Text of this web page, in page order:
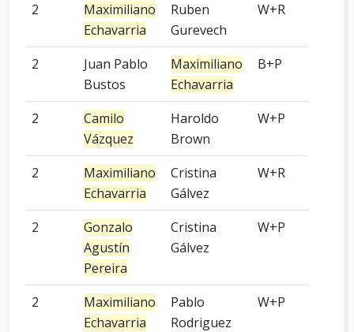
2
Maximiliano
Echavarria
Ruben
Gurevech
W+R
2
Juan Pablo
Bustos
Maximiliano
Echavarria
B+P
2
Camilo
Vázquez
Haroldo
Brown
W+P
2
Maximiliano
Echavarria
Cristina
Gálvez
W+R
2
Gonzalo
Agustín
Pereira
Cristina
Gálvez
W+P
2
Maximiliano
Echavarria
Pablo
Rodriguez
W+P